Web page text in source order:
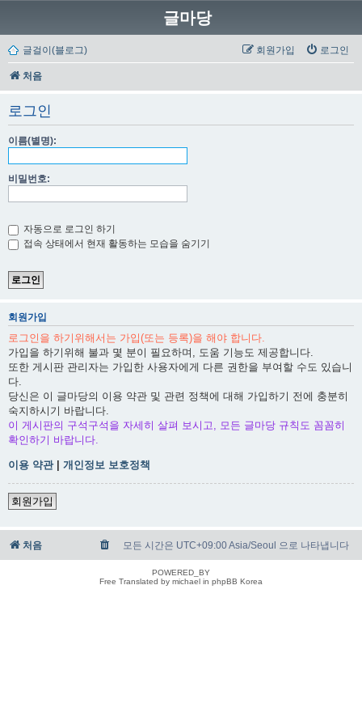
글마당
글걸이(블로그) 로그인
회원가입
처음
로그인
이름(별명):
비밀번호:
자동으로 로그인 하기
접속 상태에서 현재 활동하는 모습을 숨기기
회원가입
로그인을 하기위해서는 가입(또는 등록)을 해야 합니다.
가입을 하기위해 불과 몇 분이 필요하며, 도움 기능도 제공합니다.
또한 게시판 관리자는 가입한 사용자에게 다른 권한을 부여할 수도 있습니
다.
당신은 이 글마당의 이용 약관 및 관련 정책에 대해 가입하기 전에 충분히
숙지하시기 바랍니다.
이 게시판의 구석구석을 자세히 살펴 보시고, 모든 글마당 규칙도 꼼꼼히
확인하기 바랍니다.
이용 약관| 개인정보 보호정책
회원가입
처음 모든 시간은 UTC+09:00 Asia/Seoul 으로 나타냅니다
POWERED_BY
Free Translated by michael in phpBB Korea